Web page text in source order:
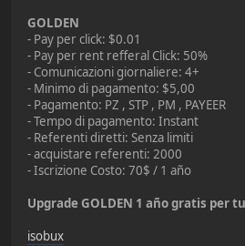
GOLDEN
- Pay per click: $0.01
- Pay per rent refferal Click: 50%
- Comunicazioni giornaliere: 4+
- Minimo di pagamento: $5,00
- Pagamento: PZ , STP , PM , PAYEER
- Tempo di pagamento: Instant
- Referenti diretti: Senza limiti
- acquistare referenti: 2000
- Iscrizione Costo: 70$ / 1 año
Upgrade GOLDEN 1 año gratis per
isobux